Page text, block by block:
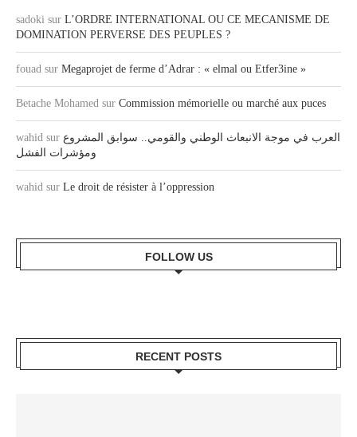
sadoki sur L’ORDRE INTERNATIONAL OU CE MECANISME DE
DOMINATION PERVERSE DES PEUPLES ?
fouad sur Megaprojet de ferme d’Adrar : « elmal ou Etfer3ine »
Betache Mohamed sur Commission mémorielle ou marché aux puces
wahid sur العرب في موجة الانبعاث الوطني والقومي.. سوابق المشروع
ومؤشرات الفشل
wahid sur Le droit de résister à l’oppression
FOLLOW US
RECENT POSTS